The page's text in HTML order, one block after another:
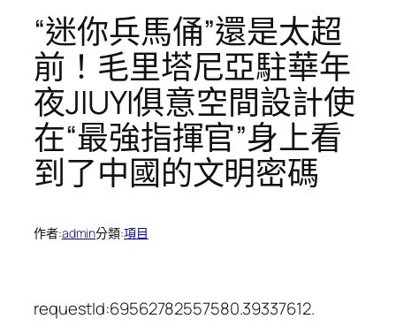
“迷你兵馬俑”還是太超
前！毛里塔尼亞駐華年
夜JIUYI俱意空間設計使
在“最強指揮官”身上看
到了中國的文明密碼
作者:admin分類:項目
requestId:69562782557580.39337612.